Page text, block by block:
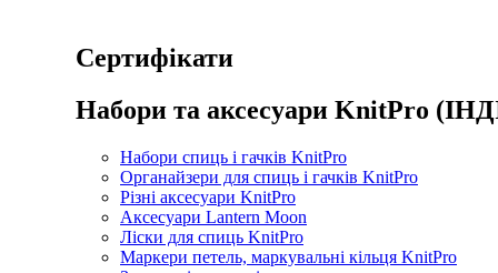
Сертифікати
Набори та аксесуари KnitPro
Набори спиць і гачків KnitPro
Органайзери для спиць і гачків KnitPro
Різні аксесуари KnitPro
Аксесуари Lantern Moon
Ліски для спиць KnitPro
Маркери петель, маркувальні кільця KnitPro